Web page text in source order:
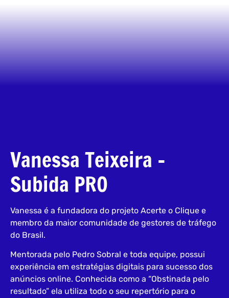
Vanessa Teixeira –
Subida PRO
Vanessa é a fundadora do projeto Acerte o Clique e
membro da maior comunidade de gestores de tráfego
do Brasil.
Mentorada pelo Pedro Sobral e toda equipe, possui
experiência em estratégias digitais para sucesso dos
anúncios online. Conhecida como a “Obstinada pelo
resultado” ela utiliza todo o seu repertório para o